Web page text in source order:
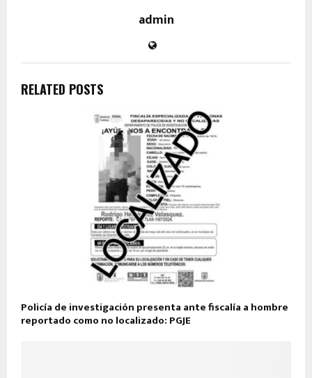
admin
RELATED POSTS
Policía de investigación presenta ante fiscalía a hombre
reportado como no localizado: PGJE